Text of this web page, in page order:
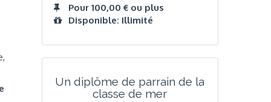
Pour 100,00 € ou plus
Disponible: Illimité
Un diplôme de parrain de la
classe de mer